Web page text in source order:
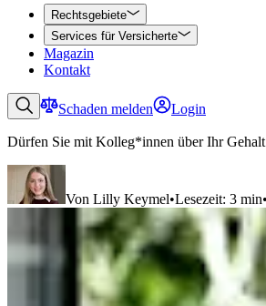
Rechtsgebiete
Services für Versicherte
Magazin
Kontakt
Schaden melden Login
Dürfen Sie mit Kolleg*innen über Ihr Gehalt
Von Lilly Keymel•Lesezeit: 3 min•